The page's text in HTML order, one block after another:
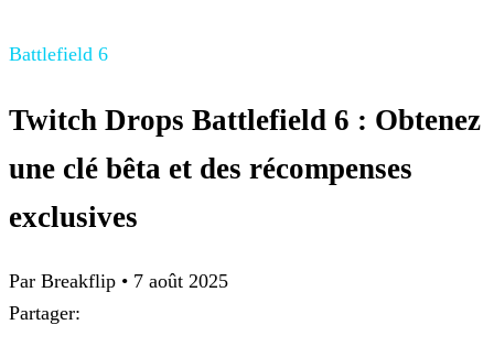
Battlefield 6
Twitch Drops Battlefield 6 : Obtenez
une clé bêta et des récompenses
exclusives
Par Breakflip • 7 août 2025
Partager: